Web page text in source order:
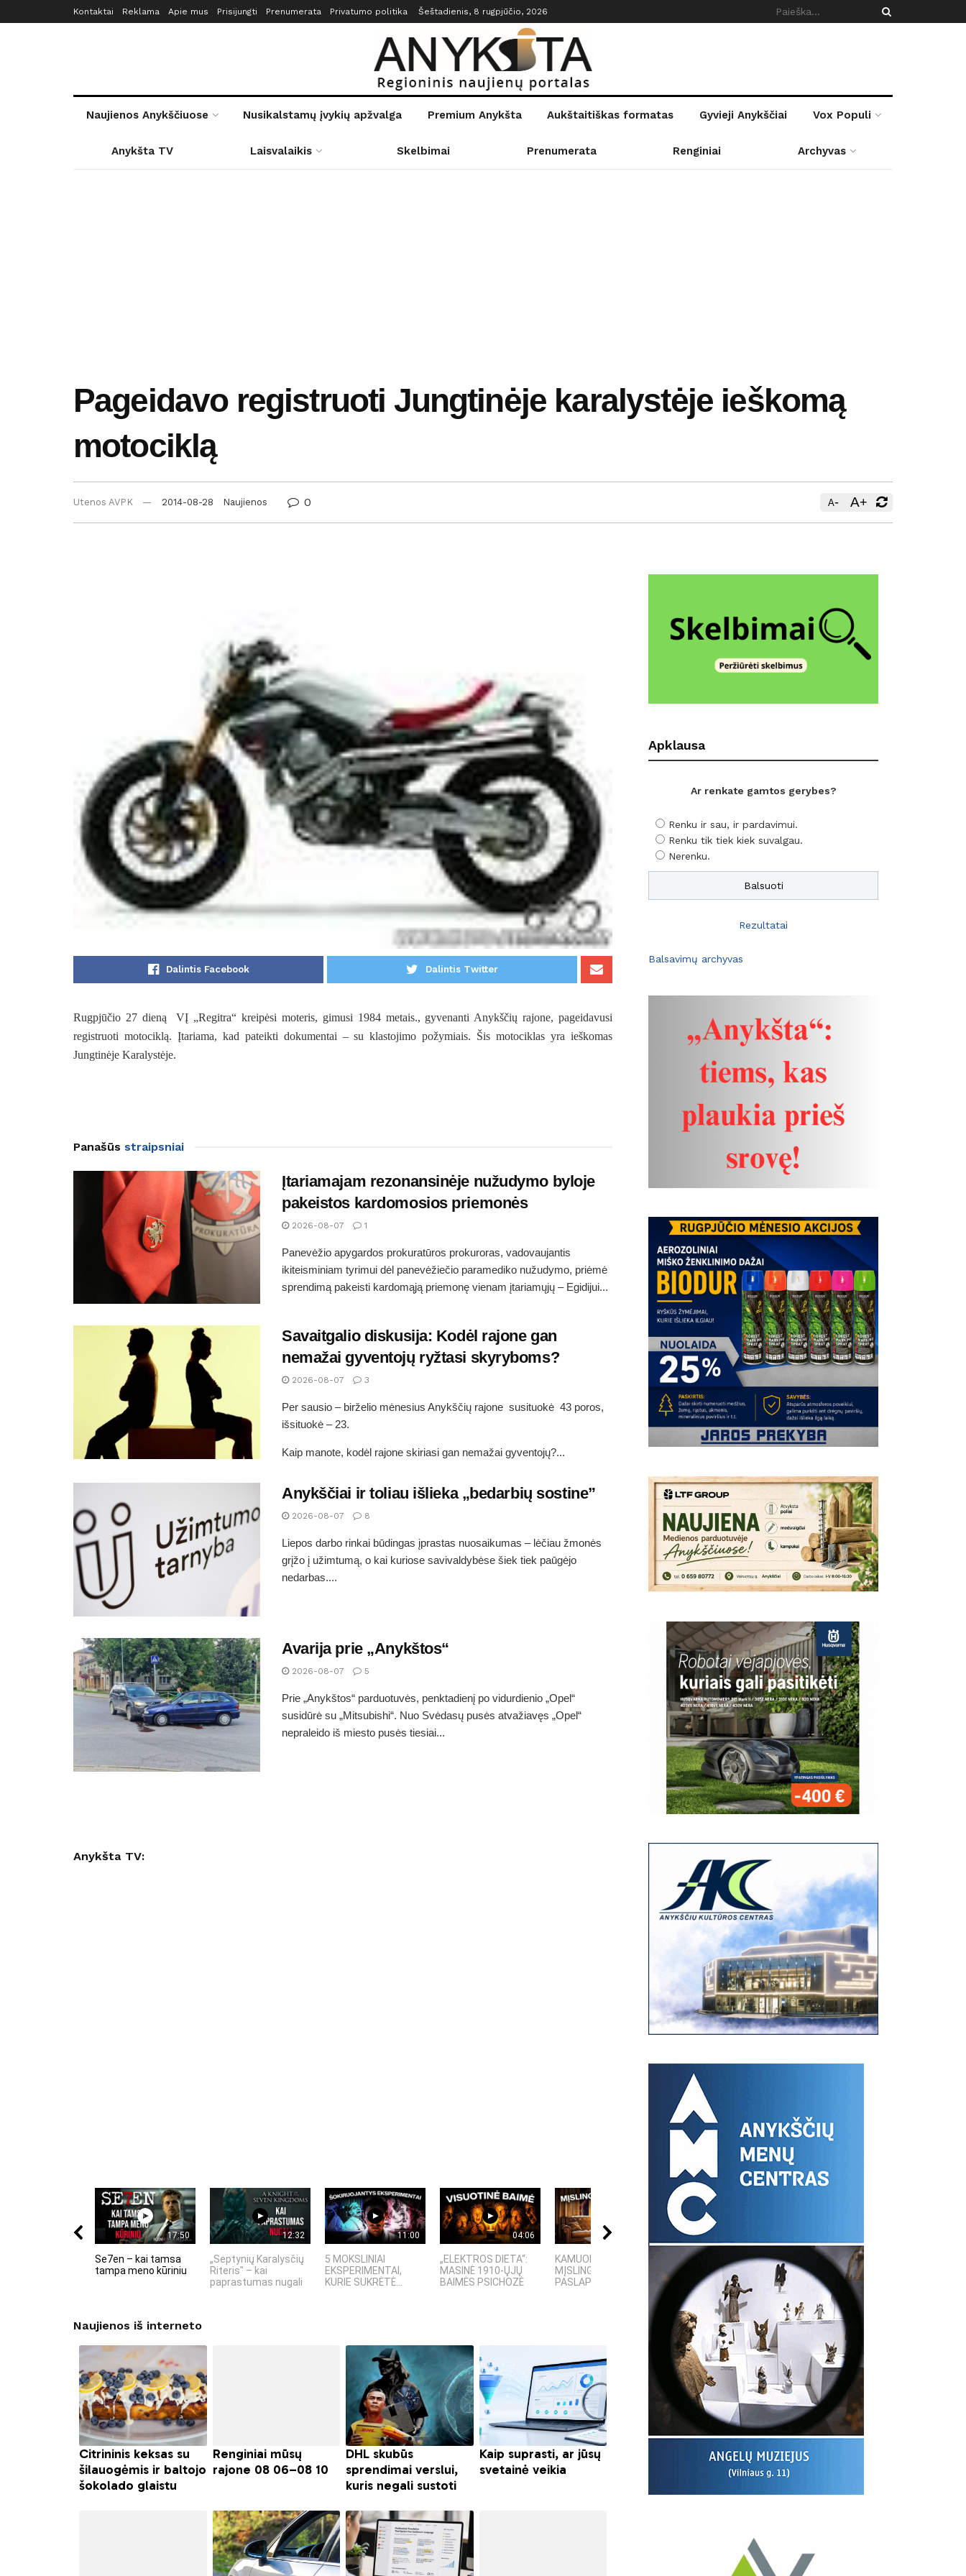
Kontaktai Reklama Apie mus Prisijungti Prenumerata Privatumo politika Šeštadienis, 8 rugpjūčio, 2026
Naujienos Anykščiuose Nusikalstamų įvykių apžvalga Premium Anykšta Aukštaitiškas formatas Gyvieji Anykščiai Vox Populi
Anykšta TV Laisvalaikis Skelbimai Prenumerata Renginiai Archyvas
Pageidavo registruoti Jungtinėje karalystėje ieškomą
motociklą
Utenos AVPK 2014-08-28 Naujienos 0 A- A+
Dalintis Facebook Dalintis Twitter
Rugpjūčio 27 dieną VĮ „Regitra“ kreipėsi moteris, gimusi 1984 metais., gyvenanti Anykščių rajone, pageidavusi
registruoti motociklą. Įtariama, kad pateikti dokumentai – su klastojimo požymiais. Šis motociklas yra ieškomas
Jungtinėje Karalystėje.
Panašūs straipsniai
Įtariamajam rezonansinėje nužudymo byloje
pakeistos kardomosios priemonės
2026-08-07 1
Panevėžio apygardos prokuratūros prokuroras, vadovaujantis
ikiteisminiam tyrimui dėl panevėžiečio paramediko nužudymo, priėmė
sprendimą pakeisti kardomąją priemonę vienam įtariamųjų – Egidijui...
Savaitgalio diskusija: Kodėl rajone gan
nemažai gyventojų ryžtasi skyryboms?
2026-08-07 3
Per sausio – birželio mėnesius Anykščių rajone susituokė 43 poros,
išsituokė – 23.
Kaip manote, kodėl rajone skiriasi gan nemažai gyventojų?...
Anykščiai ir toliau išlieka „bedarbių sostine”
2026-08-07 8
Liepos darbo rinkai būdingas įprastas nuosaikumas – lėčiau žmonės
grįžo į užimtumą, o kai kuriose savivaldybėse šiek tiek paūgėjo
nedarbas....
Avarija prie „Anykštos“
2026-08-07 5
Prie „Anykštos“ parduotuvės, penktadienį po vidurdienio „Opel“
susidūrė su „Mitsubishi“. Nuo Svėdasų pusės atvažiavęs „Opel“
nepraleido iš miesto pusės tiesiai...
Anykšta TV:
17:50
Se7en – kai tamsa
tampa meno kūriniu
12:32
„Septynių Karalysčių
Riteris" – kai
paprastumas nugali
11:00
5 MOKSLINIAI
EKSPERIMENTAI,
KURIE SUKRĖTĖ...
04:06
„ELEKTROS DIETA“:
MASINĖ 1910-ŲJŲ
BAIMĖS PSICHOZĖ
KAMUOLINIS ŽAIBAS:
MĮSLINGA GAMTOS
PASLAPTIS
Giedriaus Šiukščiaus
atsiliepimas
Latavėnai: pasaulio
lietuvių vyskupo
tėviškė
Naujienos iš interneto
Apklausa
Ar renkate gamtos gerybes?
Renku ir sau, ir pardavimui.
Renku tik tiek kiek suvalgau.
Nerenku.
Rezultatai
Balsavimų archyvas